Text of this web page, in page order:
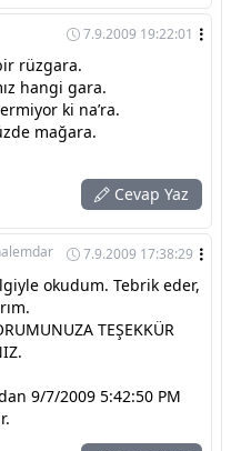
7.9.2009 19:22:01
rüzgara.
hangi gara.
ki na’ra.
mağara.
Cevap Yaz
7.9.2009 17:38:29
okudum. Tebrik eder,
TEŞEKKÜR
9/7/2009 5:42:50 PM